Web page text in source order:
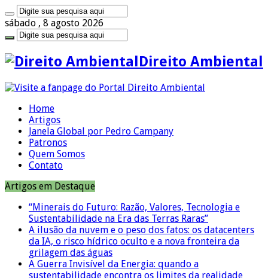
sábado , 8 agosto 2026
Direito Ambiental
Home
Artigos
Janela Global por Pedro Campany
Patronos
Quem Somos
Contato
Artigos em Destaque
“Minerais do Futuro: Razão, Valores, Tecnologia e
Sustentabilidade na Era das Terras Raras”
A ilusão da nuvem e o peso dos fatos: os datacenters
da IA, o risco hídrico oculto e a nova fronteira da
grilagem das águas
A Guerra Invisível da Energia: quando a
sustentabilidade encontra os limites da realidade